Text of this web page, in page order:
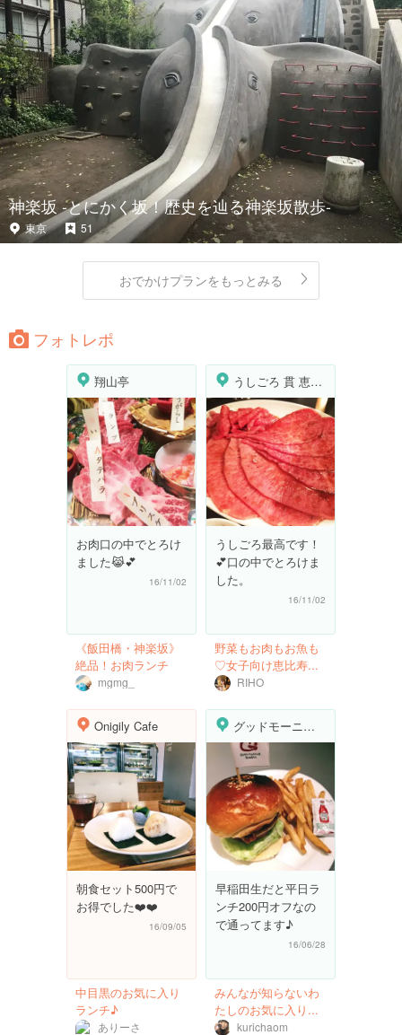
神楽坂 -とにかく坂！歴史を辿る神楽坂散歩-
東京 51
おでかけプランをもっとみる
フォトレポ
翔山亭
お肉口の中でとろけ
ました😹💕
16/11/02
《飯田橋・神楽坂》
絶品！お肉ランチ
mgmg_
うしごろ 貫 恵比寿本店
うしごろ最高です！
💕口の中でとろけま
した。
16/11/02
野菜もお肉もお魚も
♡女子向け恵比寿...
RIHO
Onigily Cafe
朝食セット500円で
お得でした❤️❤️
16/09/05
中目黒のお気に入り
ランチ♪
ありーさ
グッドモーニングカフェ 早稲田
早稲田生だと平日ラ
ンチ200円オフなの
で通ってます♪
16/06/28
みんなが知らないわ
たしのお気に入り...
kurichaom